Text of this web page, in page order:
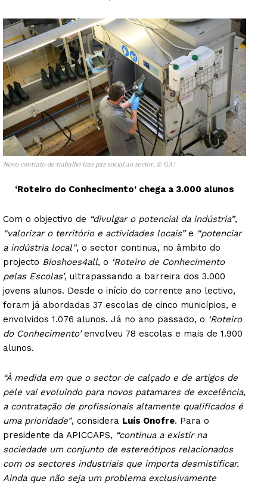
Novo contrato de trabalho traz paz social ao sector. © GA!
‘Roteiro do Conhecimento’ chega a 3.000 alunos
Com o objectivo de “divulgar o potencial da indústria”,
“valorizar o território e actividades locais”e “potenciar
a indústria local”, o sector continua, no âmbito do
projecto Bioshoes4all, o ‘Roteiro de Conhecimento
pelas Escolas’, ultrapassando a barreira dos 3.000
jovens alunos. Desde o início do corrente ano lectivo,
foram já abordadas 37 escolas de cinco municípios, e
envolvidos 1.076 alunos. Já no ano passado, o ‘Roteiro
do Conhecimento’envolveu 78 escolas e mais de 1.900
alunos.
“À medida em que o sector de calçado e de artigos de
pele vai evoluindo para novos patamares de excelência,
a contratação de profissionais altamente qualificados é
uma prioridade”, considera Luís Onofre. Para o
presidente da APICCAPS, “continua a existir na
sociedade um conjunto de estereótipos relacionados
com os sectores industriais que importa desmistificar.
Ainda que não seja um problema exclusivamente